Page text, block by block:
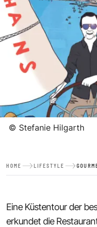
© Stefanie Hilgarth
HOME LIFESTYLE
Eine Küstentour der
erkundet die